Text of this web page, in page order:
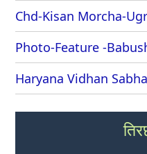
Chd-Kisan Morcha-
Photo-Feature -
Haryana Vidhan